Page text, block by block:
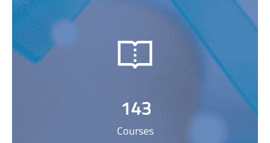
143
Courses